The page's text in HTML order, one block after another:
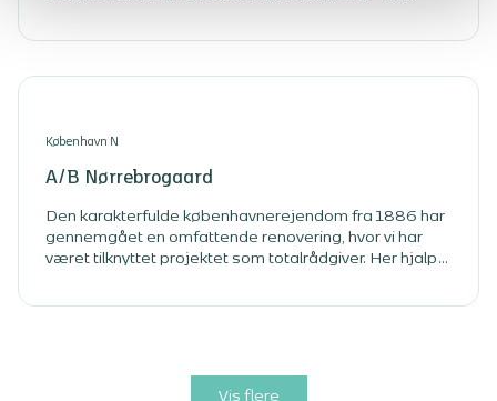
hulmursisoleret. I det udnyttede tagrum er murene og
København N
A/B Nørrebrogaard
Den karakterfulde københavnerejendom fra 1886 har
gennemgået en omfattende renovering, hvor vi har
været tilknyttet projektet som totalrådgiver. Her hjalp vi
Vis flere